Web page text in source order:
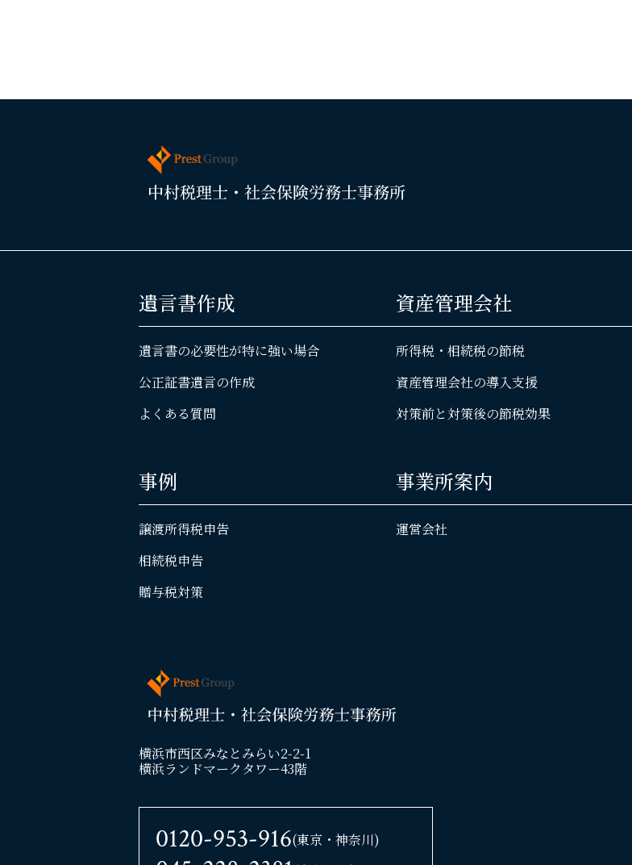
遺言書作成
遺言書の必要性が特に強い場合
公正証書遺言の作成
よくある質問
資産管理会社
所得税・相続税の節税
資産管理会社の導入支援
対策前と対策後の節税効果
事例
譲渡所得税申告
相続税申告
贈与税対策
事業所案内
運営会社
横浜市西区みなとみらい2-2-1
横浜ランドマークタワー43階
0120-953-916(東京・神奈川)